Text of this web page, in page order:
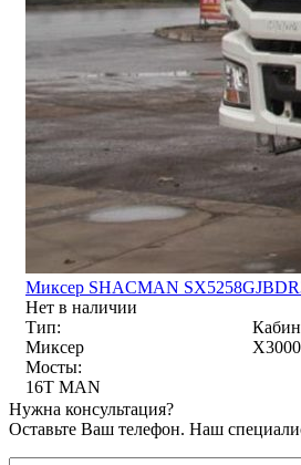
Миксер SHACMAN
Нет в наличии
Тип:
Миксер
X3000
Мосты:
16T MAN
Нужна консультация?
Оставьте Ваш телефон. Наш